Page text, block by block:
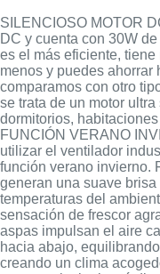
SILENCIOSO MOTOR
DC y cuenta con 30W
es el más eficiente,
menos y puedes ahorrar
comparamos con otro
se trata de un motor
dormitorios,
FUNCIÓN VERANO
utilizar el ventilador
función verano invierno.
generan una suave
temperaturas del
sensación de frescor
aspas impulsan el aire
hacia abajo,
creando un clima